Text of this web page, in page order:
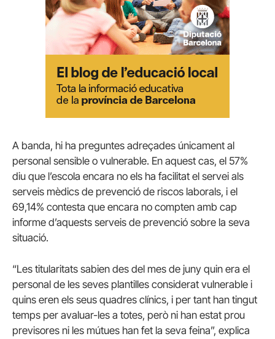
A banda, hi ha preguntes adreçades únicament al
personal sensible o vulnerable. En aquest cas, el 57%
diu que l’escola encara no els ha facilitat el servei als
serveis mèdics de prevenció de riscos laborals, i el
69,14% contesta que encara no compten amb cap
informe d’aquests serveis de prevenció sobre la seva
situació.
“Les titularitats sabien des del mes de juny quin era el
personal de les seves plantilles considerat vulnerable i
quins eren els seus quadres clínics, i per tant han tingut
temps per avaluar-les a totes, però ni han estat prou
previsores ni les mútues han fet la seva feina”, explica